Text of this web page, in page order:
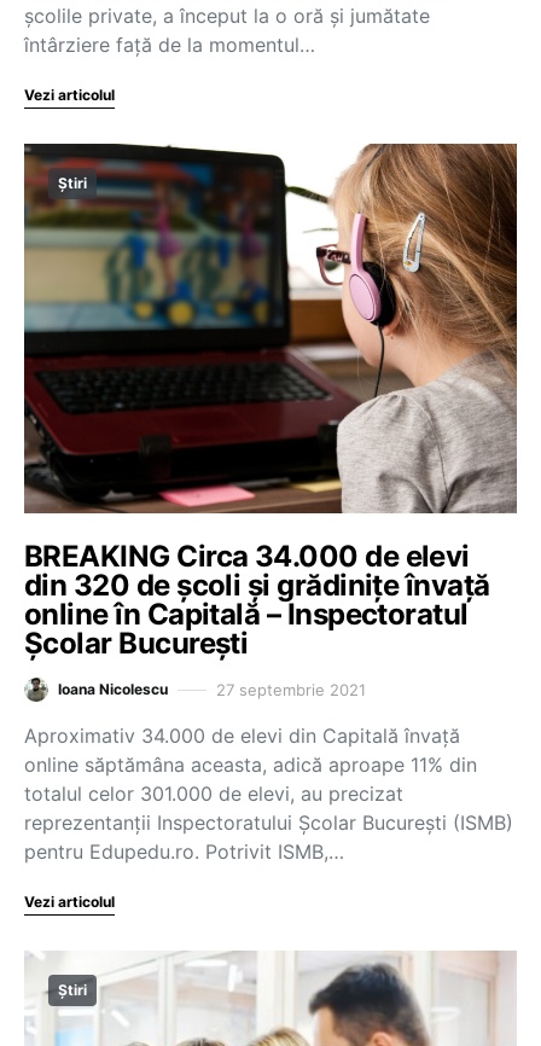
școlile private, a început la o oră și jumătate
întârziere față de la momentul…
Vezi articolul
Știri
BREAKING Circa 34.000 de elevi
din 320 de școli și grădinițe învață
online în Capitală – Inspectoratul
Școlar București
Ioana Nicolescu 27 septembrie 2021
Aproximativ 34.000 de elevi din Capitală învață
online săptămâna aceasta, adică aproape 11% din
totalul celor 301.000 de elevi, au precizat
reprezentanții Inspectoratului Școlar București (ISMB)
pentru Edupedu.ro. Potrivit ISMB,…
Vezi articolul
Știri